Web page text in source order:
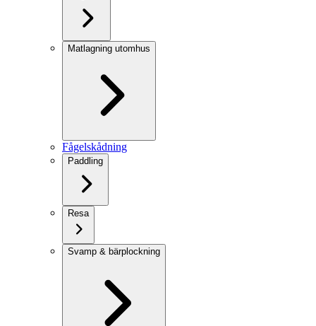
Matlagning utomhus
Fågelskådning
Paddling
Resa
Svamp & bärplockning